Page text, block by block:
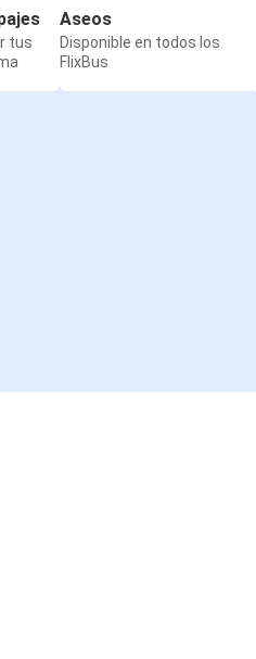
tus
Aseos
Disponible en todos los
FlixBus